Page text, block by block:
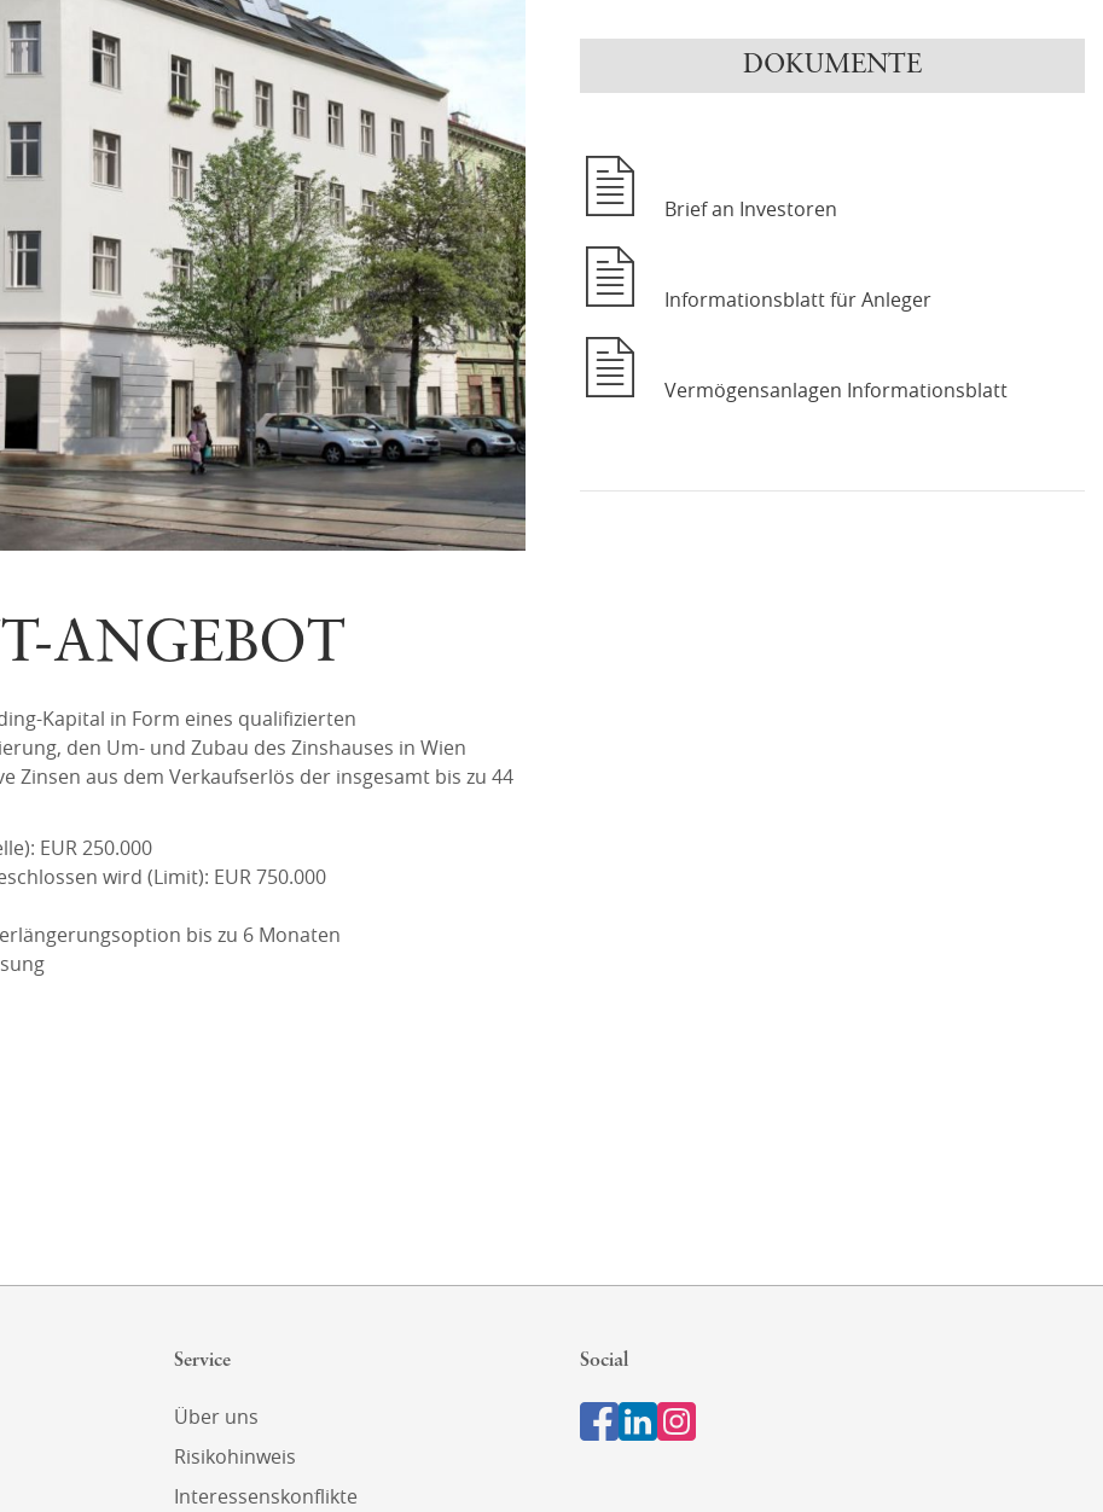
ANGEBOT
Kapital in Form eines qualifizierten
den Um- und Zubau des Zinshauses in Wien
Zinsen aus dem Verkaufserlös der insgesamt bis zu 44
EUR 250.000
wird (Limit): EUR 750.000
bis zu 6 Monaten
DOKUMENTE
Brief an Investoren
Informationsblatt für Anleger
Vermögensanlagen Informationsblatt
Service
Über uns
Risikohinweis
Interessenskonflikte
Social